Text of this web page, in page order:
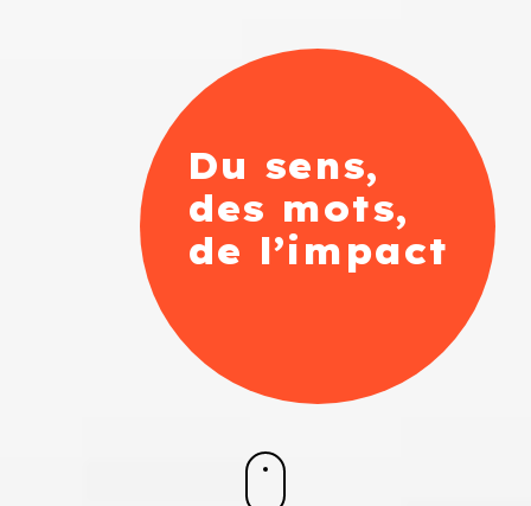
Du sens,
des mots,
de l’impact